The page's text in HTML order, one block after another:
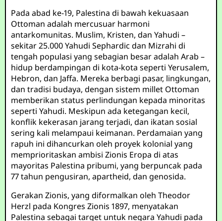
Pada abad ke-19, Palestina di bawah kekuasaan
Ottoman adalah mercusuar harmoni
antarkomunitas. Muslim, Kristen, dan Yahudi –
sekitar 25.000 Yahudi Sephardic dan Mizrahi di
tengah populasi yang sebagian besar adalah Arab –
hidup berdampingan di kota-kota seperti Yerusalem,
Hebron, dan Jaffa. Mereka berbagi pasar, lingkungan,
dan tradisi budaya, dengan sistem millet Ottoman
memberikan status perlindungan kepada minoritas
seperti Yahudi. Meskipun ada ketegangan kecil,
konflik kekerasan jarang terjadi, dan ikatan sosial
sering kali melampaui keimanan. Perdamaian yang
rapuh ini dihancurkan oleh proyek kolonial yang
memprioritaskan ambisi Zionis Eropa di atas
mayoritas Palestina pribumi, yang berpuncak pada
77 tahun pengusiran, apartheid, dan genosida.
Gerakan Zionis, yang diformalkan oleh Theodor
Herzl pada Kongres Zionis 1897, menyatakan
Palestina sebagai target untuk negara Yahudi pada